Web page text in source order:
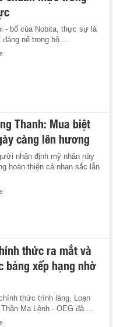
- bố của Nobita, thực sự là
đáng nể trong bộ ...
Thanh: Mua biệt
càng lên hương
nhận định mỹ nhân này
hoàn thiện cả nhan sắc lẫn
thức ra mắt và
bảng xếp hạng nhờ
thức trình làng, Loạn
Ma Lệnh - OEG đã ...